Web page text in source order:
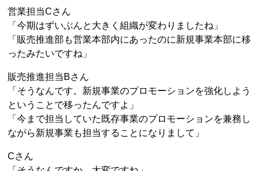
営業担当Cさん
「今期はずいぶんと大きく組織が変わりましたね」
「販売推進部も営業本部内にあったのに新規事業本部に移
ったみたいですね」
販売推進担当Bさん
「そうなんです。新規事業のプロモーションを強化しよう
ということで移ったんですよ」
「今まで担当していた既存事業のプロモーションを兼務し
ながら新規事業も担当することになりまして」
Cさん